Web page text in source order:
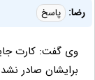
رضا: پاسخ
وی گفت: کارت
برایشان صادر